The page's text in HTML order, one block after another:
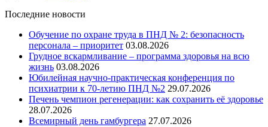
Последние новости
Обучение по охране труда в ПНД № 2: безопасность
персонала – приоритет 03.08.2026
Грудное вскармливание – программа здоровья на всю
жизнь 03.08.2026
Юбилейная научно-практическая конференция по
психиатрии к 70-летию ПНД №2 29.07.2026
Печень чемпион регенерации: как сохранить её здоровье
28.07.2026
Всемирный день гамбургера 27.07.2026